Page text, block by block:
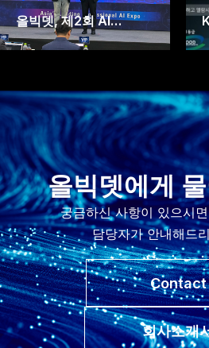
올빅뎃, 제2회 AI…
올빅뎃에게
궁금하신 사항이 있으시
담당자가 안내해드
Contact
회사소개